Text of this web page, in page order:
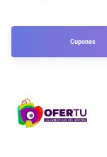
Cupones